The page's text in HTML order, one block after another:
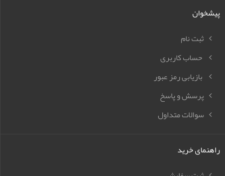
پیشخوان
ثبت نام
حساب کاربری
بازیابی رمز عبور
پرسش و پاسخ
سوالات متداول
راهنمای خرید